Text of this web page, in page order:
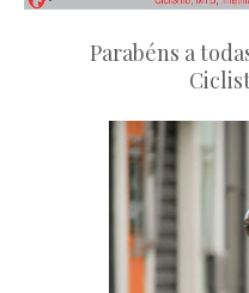
Parabéns a